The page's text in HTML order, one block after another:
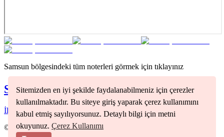
Sitemizden en iyi şekilde faydalanabilmeniz için çerezler
kullanılmaktadır. Bu siteye giriş yaparak çerez kullanımını
kabul etmiş sayılıyorsunuz. Detaylı bilgi için metni
okuyunuz. Çerez Kullanımı
Samsun bölgesindeki tüm noterleri görmek için tıklayınız
SamsunNoterleri
İlkadım (1
©
2026Nöbetçi Noter